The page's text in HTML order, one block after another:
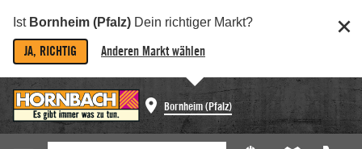
Ist Bornheim (Pfalz) Dein richtiger Markt?
JA, RICHTIG Anderen Markt wählen
Bornheim (Pfalz)